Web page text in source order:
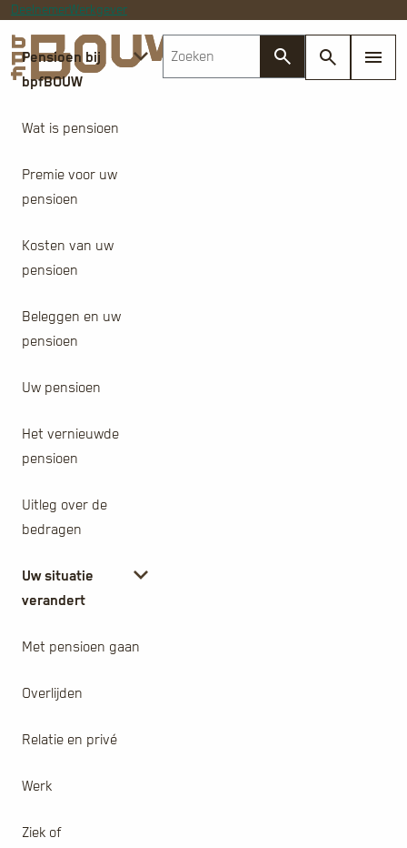
DeelnemerWerkgever
Pensioen bij
bpfBOUW
Wat is pensioen
Premie voor uw
pensioen
Kosten van uw
pensioen
Beleggen en uw
pensioen
Uw pensioen
Het vernieuwde
pensioen
Uitleg over de
bedragen
Uw situatie
verandert
Met pensioen gaan
Overlijden
Relatie en privé
Werk
Ziek of